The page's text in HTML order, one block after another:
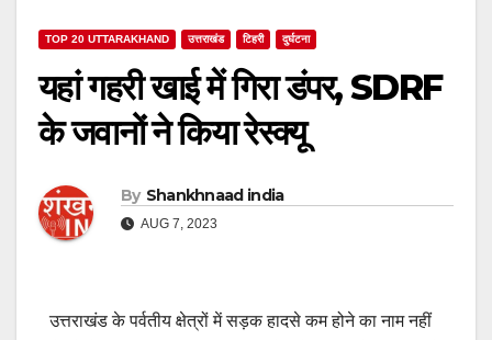
TOP 20 UTTARAKHAND उत्तराखंड टिहरी दुर्घटना
यहां गहरी खाई में गिरा डंपर, SDRF
के जवानों ने किया रेस्क्यू
By Shankhnaad india
AUG 7, 2023
उत्तराखंड के पर्वतीय क्षेत्रों में सड़क हादसे कम होने का नाम नहीं